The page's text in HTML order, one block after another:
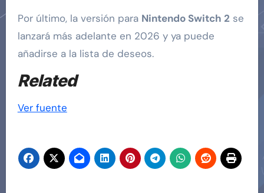
Por último, la versión para Nintendo Switch 2se
lanzará más adelante en 2026 y ya puede
añadirse a la lista de deseos.
Related
Ver fuente